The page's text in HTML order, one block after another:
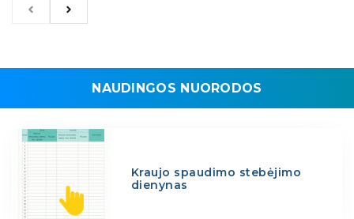
NAUDINGOS NUORODOS
Kraujo spaudimo stebėjimo
dienynas